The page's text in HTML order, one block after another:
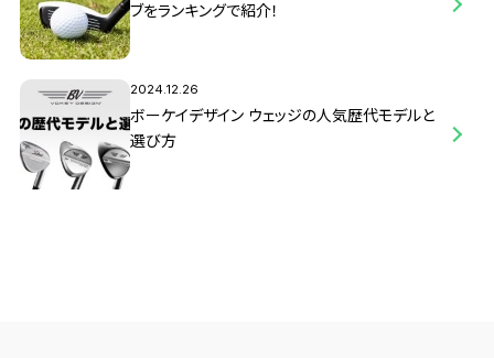
ブをランキングで紹介！
2024.12.26
ボーケイデザイン ウェッジの人気歴代モデルと
選び方